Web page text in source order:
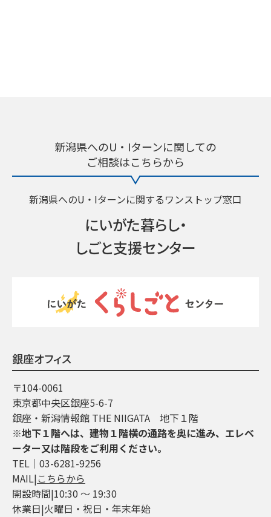
新潟県へのU・Iターンに関しての
ご相談はこちらから
新潟県へのU・Iターンに関するワンストップ窓口
にいがた暮らし・
しごと支援センター
銀座オフィス
〒104-0061
東京都中央区銀座5-6-7
銀座・新潟情報館 THE NIIGATA 地下１階
※地下１階へは、建物１階横の通路を奥に進み、エレベ
ーター又は階段をご利用ください。
TEL│03-6281-9256
MAIL|こちらから
開設時間|10:30 ～ 19:30
休業日|火曜日・祝日・年末年始